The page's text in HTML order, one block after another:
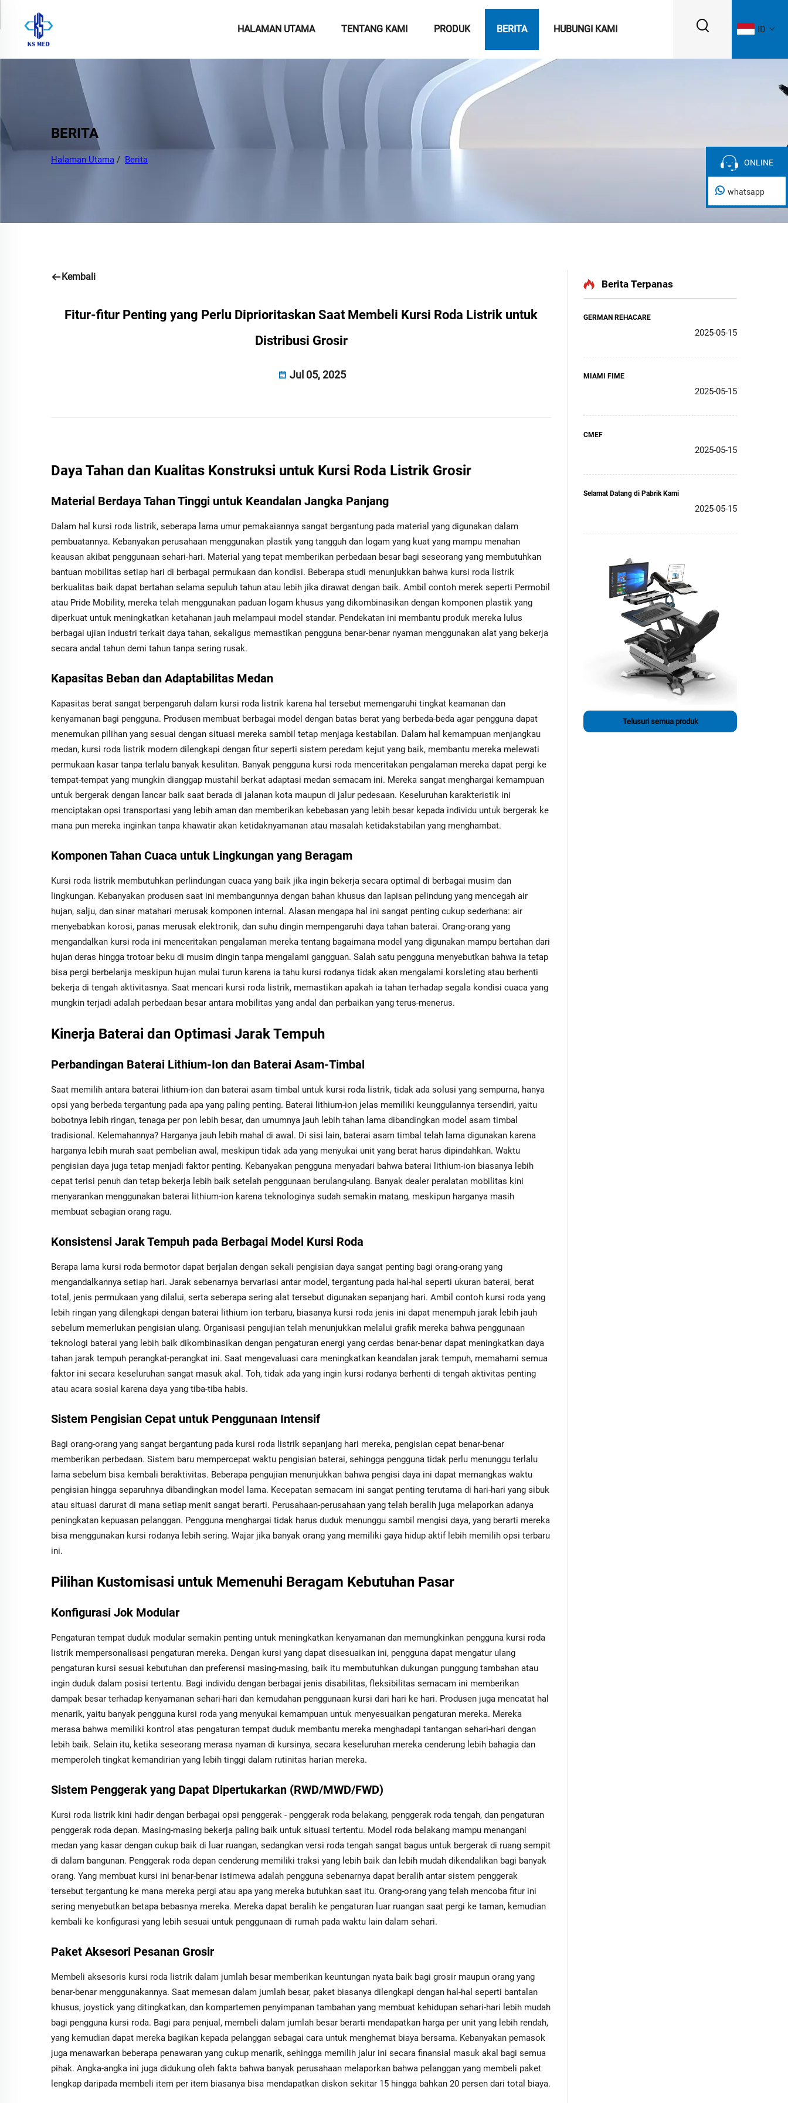
HALAMAN UTAMA TENTANG KAMI PRODUK BERITA HUBUNGI KAMI ID
BERITA
Halaman Utama / Berita
Kembali
Fitur-fitur Penting yang Perlu Diprioritaskan Saat Membeli Kursi Roda Listrik untuk
Distribusi Grosir
Jul 05, 2025
Daya Tahan dan Kualitas Konstruksi untuk Kursi Roda Listrik Grosir
Material Berdaya Tahan Tinggi untuk Keandalan Jangka Panjang
Dalam hal kursi roda listrik, seberapa lama umur pemakaiannya sangat bergantung pada material yang digunakan dalam
pembuatannya. Kebanyakan perusahaan menggunakan plastik yang tangguh dan logam yang kuat yang mampu menahan
keausan akibat penggunaan sehari-hari. Material yang tepat memberikan perbedaan besar bagi seseorang yang membutuhkan
bantuan mobilitas setiap hari di berbagai permukaan dan kondisi. Beberapa studi menunjukkan bahwa kursi roda listrik
berkualitas baik dapat bertahan selama sepuluh tahun atau lebih jika dirawat dengan baik. Ambil contoh merek seperti Permobil
atau Pride Mobility, mereka telah menggunakan paduan logam khusus yang dikombinasikan dengan komponen plastik yang
diperkuat untuk meningkatkan ketahanan jauh melampaui model standar. Pendekatan ini membantu produk mereka lulus
berbagai ujian industri terkait daya tahan, sekaligus memastikan pengguna benar-benar nyaman menggunakan alat yang bekerja
secara andal tahun demi tahun tanpa sering rusak.
Kapasitas Beban dan Adaptabilitas Medan
Kapasitas berat sangat berpengaruh dalam kursi roda listrik karena hal tersebut memengaruhi tingkat keamanan dan
kenyamanan bagi pengguna. Produsen membuat berbagai model dengan batas berat yang berbeda-beda agar pengguna dapat
menemukan pilihan yang sesuai dengan situasi mereka sambil tetap menjaga kestabilan. Dalam hal kemampuan menjangkau
medan, kursi roda listrik modern dilengkapi dengan fitur seperti sistem peredam kejut yang baik, membantu mereka melewati
permukaan kasar tanpa terlalu banyak kesulitan. Banyak pengguna kursi roda menceritakan pengalaman mereka dapat pergi ke
tempat-tempat yang mungkin dianggap mustahil berkat adaptasi medan semacam ini. Mereka sangat menghargai kemampuan
untuk bergerak dengan lancar baik saat berada di jalanan kota maupun di jalur pedesaan. Keseluruhan karakteristik ini
menciptakan opsi transportasi yang lebih aman dan memberikan kebebasan yang lebih besar kepada individu untuk bergerak ke
mana pun mereka inginkan tanpa khawatir akan ketidaknyamanan atau masalah ketidakstabilan yang menghambat.
Komponen Tahan Cuaca untuk Lingkungan yang Beragam
Kursi roda listrik membutuhkan perlindungan cuaca yang baik jika ingin bekerja secara optimal di berbagai musim dan
lingkungan. Kebanyakan produsen saat ini membangunnya dengan bahan khusus dan lapisan pelindung yang mencegah air
hujan, salju, dan sinar matahari merusak komponen internal. Alasan mengapa hal ini sangat penting cukup sederhana: air
menyebabkan korosi, panas merusak elektronik, dan suhu dingin mempengaruhi daya tahan baterai. Orang-orang yang
mengandalkan kursi roda ini menceritakan pengalaman mereka tentang bagaimana model yang digunakan mampu bertahan dari
hujan deras hingga trotoar beku di musim dingin tanpa mengalami gangguan. Salah satu pengguna menyebutkan bahwa ia tetap
bisa pergi berbelanja meskipun hujan mulai turun karena ia tahu kursi rodanya tidak akan mengalami korsleting atau berhenti
bekerja di tengah aktivitasnya. Saat mencari kursi roda listrik, memastikan apakah ia tahan terhadap segala kondisi cuaca yang
mungkin terjadi adalah perbedaan besar antara mobilitas yang andal dan perbaikan yang terus-menerus.
Kinerja Baterai dan Optimasi Jarak Tempuh
Perbandingan Baterai Lithium-Ion dan Baterai Asam-Timbal
Saat memilih antara baterai lithium-ion dan baterai asam timbal untuk kursi roda listrik, tidak ada solusi yang sempurna, hanya
opsi yang berbeda tergantung pada apa yang paling penting. Baterai lithium-ion jelas memiliki keunggulannya tersendiri, yaitu
bobotnya lebih ringan, tenaga per pon lebih besar, dan umumnya jauh lebih tahan lama dibandingkan model asam timbal
tradisional. Kelemahannya? Harganya jauh lebih mahal di awal. Di sisi lain, baterai asam timbal telah lama digunakan karena
harganya lebih murah saat pembelian awal, meskipun tidak ada yang menyukai unit yang berat harus dipindahkan. Waktu
pengisian daya juga tetap menjadi faktor penting. Kebanyakan pengguna menyadari bahwa baterai lithium-ion biasanya lebih
cepat terisi penuh dan tetap bekerja lebih baik setelah penggunaan berulang-ulang. Banyak dealer peralatan mobilitas kini
menyarankan menggunakan baterai lithium-ion karena teknologinya sudah semakin matang, meskipun harganya masih
membuat sebagian orang ragu.
Konsistensi Jarak Tempuh pada Berbagai Model Kursi Roda
Berapa lama kursi roda bermotor dapat berjalan dengan sekali pengisian daya sangat penting bagi orang-orang yang
mengandalkannya setiap hari. Jarak sebenarnya bervariasi antar model, tergantung pada hal-hal seperti ukuran baterai, berat
total, jenis permukaan yang dilalui, serta seberapa sering alat tersebut digunakan sepanjang hari. Ambil contoh kursi roda yang
lebih ringan yang dilengkapi dengan baterai lithium ion terbaru, biasanya kursi roda jenis ini dapat menempuh jarak lebih jauh
sebelum memerlukan pengisian ulang. Organisasi pengujian telah menunjukkan melalui grafik mereka bahwa penggunaan
teknologi baterai yang lebih baik dikombinasikan dengan pengaturan energi yang cerdas benar-benar dapat meningkatkan daya
tahan jarak tempuh perangkat-perangkat ini. Saat mengevaluasi cara meningkatkan keandalan jarak tempuh, memahami semua
faktor ini secara keseluruhan sangat masuk akal. Toh, tidak ada yang ingin kursi rodanya berhenti di tengah aktivitas penting
atau acara sosial karena daya yang tiba-tiba habis.
Sistem Pengisian Cepat untuk Penggunaan Intensif
Bagi orang-orang yang sangat bergantung pada kursi roda listrik sepanjang hari mereka, pengisian cepat benar-benar
memberikan perbedaan. Sistem baru mempercepat waktu pengisian baterai, sehingga pengguna tidak perlu menunggu terlalu
lama sebelum bisa kembali beraktivitas. Beberapa pengujian menunjukkan bahwa pengisi daya ini dapat memangkas waktu
pengisian hingga separuhnya dibandingkan model lama. Kecepatan semacam ini sangat penting terutama di hari-hari yang sibuk
atau situasi darurat di mana setiap menit sangat berarti. Perusahaan-perusahaan yang telah beralih juga melaporkan adanya
peningkatan kepuasan pelanggan. Pengguna menghargai tidak harus duduk menunggu sambil mengisi daya, yang berarti mereka
bisa menggunakan kursi rodanya lebih sering. Wajar jika banyak orang yang memiliki gaya hidup aktif lebih memilih opsi terbaru
ini.
Pilihan Kustomisasi untuk Memenuhi Beragam Kebutuhan Pasar
Konfigurasi Jok Modular
Pengaturan tempat duduk modular semakin penting untuk meningkatkan kenyamanan dan memungkinkan pengguna kursi roda
listrik mempersonalisasi pengaturan mereka. Dengan kursi yang dapat disesuaikan ini, pengguna dapat mengatur ulang
pengaturan kursi sesuai kebutuhan dan preferensi masing-masing, baik itu membutuhkan dukungan punggung tambahan atau
ingin duduk dalam posisi tertentu. Bagi individu dengan berbagai jenis disabilitas, fleksibilitas semacam ini memberikan
dampak besar terhadap kenyamanan sehari-hari dan kemudahan penggunaan kursi dari hari ke hari. Produsen juga mencatat hal
menarik, yaitu banyak pengguna kursi roda yang menyukai kemampuan untuk menyesuaikan pengaturan mereka. Mereka
merasa bahwa memiliki kontrol atas pengaturan tempat duduk membantu mereka menghadapi tantangan sehari-hari dengan
lebih baik. Selain itu, ketika seseorang merasa nyaman di kursinya, secara keseluruhan mereka cenderung lebih bahagia dan
memperoleh tingkat kemandirian yang lebih tinggi dalam rutinitas harian mereka.
Sistem Penggerak yang Dapat Dipertukarkan (RWD/MWD/FWD)
Kursi roda listrik kini hadir dengan berbagai opsi penggerak - penggerak roda belakang, penggerak roda tengah, dan pengaturan
penggerak roda depan. Masing-masing bekerja paling baik untuk situasi tertentu. Model roda belakang mampu menangani
medan yang kasar dengan cukup baik di luar ruangan, sedangkan versi roda tengah sangat bagus untuk bergerak di ruang sempit
di dalam bangunan. Penggerak roda depan cenderung memiliki traksi yang lebih baik dan lebih mudah dikendalikan bagi banyak
orang. Yang membuat kursi ini benar-benar istimewa adalah pengguna sebenarnya dapat beralih antar sistem penggerak
tersebut tergantung ke mana mereka pergi atau apa yang mereka butuhkan saat itu. Orang-orang yang telah mencoba fitur ini
sering menyebutkan betapa bebasnya mereka. Mereka dapat beralih ke pengaturan luar ruangan saat pergi ke taman, kemudian
kembali ke konfigurasi yang lebih sesuai untuk penggunaan di rumah pada waktu lain dalam sehari.
Paket Aksesori Pesanan Grosir
Membeli aksesoris kursi roda listrik dalam jumlah besar memberikan keuntungan nyata baik bagi grosir maupun orang yang
benar-benar menggunakannya. Saat memesan dalam jumlah besar, paket biasanya dilengkapi dengan hal-hal seperti bantalan
khusus, joystick yang ditingkatkan, dan kompartemen penyimpanan tambahan yang membuat kehidupan sehari-hari lebih mudah
bagi pengguna kursi roda. Bagi para penjual, membeli dalam jumlah besar berarti mendapatkan harga per unit yang lebih rendah,
yang kemudian dapat mereka bagikan kepada pelanggan sebagai cara untuk menghemat biaya bersama. Kebanyakan pemasok
juga menawarkan beberapa penawaran yang cukup menarik, sehingga memilih jalur ini secara finansial masuk akal bagi semua
pihak. Angka-angka ini juga didukung oleh fakta bahwa banyak perusahaan melaporkan bahwa pelanggan yang membeli paket
lengkap daripada membeli item per item biasanya bisa mendapatkan diskon sekitar 15 hingga bahkan 20 persen dari total biaya.
Berita Terpanas
GERMAN REHACARE
2025-05-15
MIAMI FIME
2025-05-15
CMEF
2025-05-15
Selamat Datang di Pabrik Kami
2025-05-15
Telusuri semua produk
ONLINE
ONLINE
whatsapp